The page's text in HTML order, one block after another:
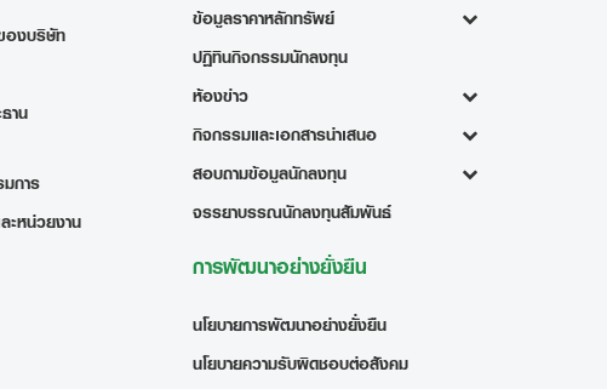
องบริษัท
าน
การ
ะหน่วยงาน
ข้อมูลราคาหลักทรัพย์
ปฏิทินกิจกรรมนักลงทุน
ห้องข่าว
กิจกรรมและเอกสารนำเสนอ
สอบถามข้อมูลนักลงทุน
จรรยาบรรณนักลงทุนสัมพันธ์
การพัฒนาอย่างยั่งยืน
นโยบายการพัฒนาอย่างยั่งยืน
นโยบายความรับผิดชอบต่อสังคม